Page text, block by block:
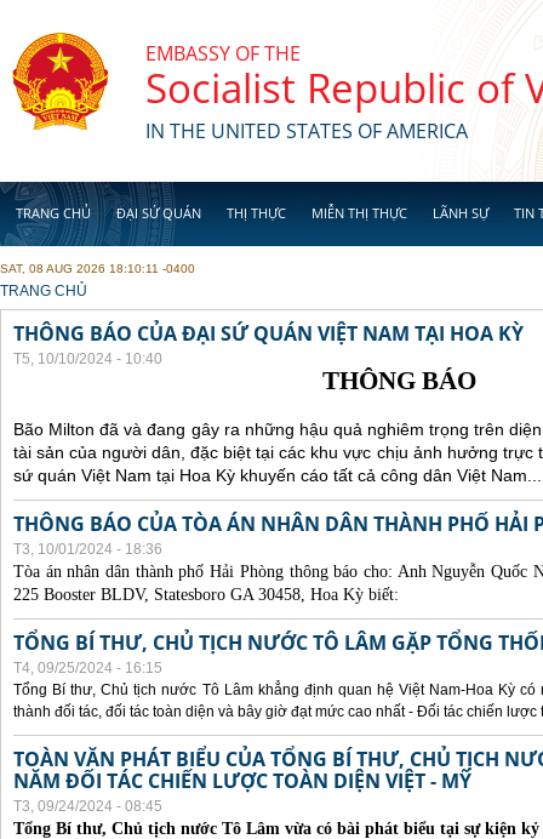
EMBASSY OF THE
Socialist Republic of
IN THE UNITED STATES OF AMERICA
TRANG CHỦ ĐẠI SỨ QUÁN THỊ THỰC MIỄN THỊ THỰC LÃNH SỰ TIN
SAT, 08 AUG 2026 18:10:11 -0400
YOU ARE HERE
TRANG CHỦ
THÔNG BÁO CỦA ĐẠI SỨ QUÁN VIỆT NAM TẠI HOA KỲ
T5, 10/10/2024 - 10:40
THÔNG BÁO
Bão Milton đã và đang gây ra những hậu quả nghiêm trọng trên
tài sản của người dân, đặc biệt tại các khu vực chịu ảnh hưởng
sứ quán Việt Nam tại Hoa Kỳ khuyến cáo tất cả công dân Việt Nam...
THÔNG BÁO CỦA TÒA ÁN NHÂN DÂN THÀNH PHỐ HẢI
T3, 10/01/2024 - 18:36
Tòa án nhân dân thành phố Hải Phòng thông báo cho: Anh Nguyễn Quốc
225 Booster BLDV, Statesboro GA 30458, Hoa Kỳ biết:
TỔNG BÍ THƯ, CHỦ TỊCH NƯỚC TÔ LÂM GẶP TỔNG
T4, 09/25/2024 - 16:15
Tổng Bí thư, Chủ tịch nước Tô Lâm khẳng định quan hệ Việt Nam-Hoa Kỳ
thành đối tác, đối tác toàn diện và bây giờ đạt mức cao nhất - Đối tác chiến lược
TOÀN VĂN PHÁT BIỂU CỦA TỔNG BÍ THƯ, CHỦ TỊCH
NĂM ĐỐI TÁC CHIẾN LƯỢC TOÀN DIỆN VIỆT - MỸ
T3, 09/24/2024 - 08:45
Tổng Bí thư, Chủ tịch nước Tô Lâm vừa có bài phát biểu tại sự kiện